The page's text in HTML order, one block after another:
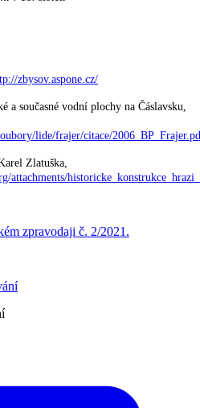
zbysov.aspone.cz/
a současné vodní plochy na Čáslavsku,
lide/frajer/citace/
Zlatuška,
attachments/
zpravodaji č. 2/2021.